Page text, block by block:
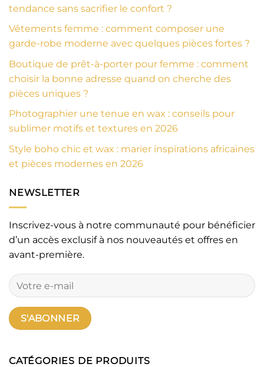
tendance sans sacrifier le confort ?
Vêtements femme : comment composer une
garde-robe moderne avec quelques pièces fortes ?
Boutique de prêt-à-porter pour femme : comment
choisir la bonne adresse quand on cherche des
pièces uniques ?
Photographier une tenue en wax : conseils pour
sublimer motifs et textures en 2026
Style boho chic et wax : marier inspirations africaines
et pièces modernes en 2026
NEWSLETTER
Inscrivez-vous à notre communauté pour bénéficier
d’un accès exclusif à nos nouveautés et offres en
avant-première.
CATÉGORIES DE PRODUITS